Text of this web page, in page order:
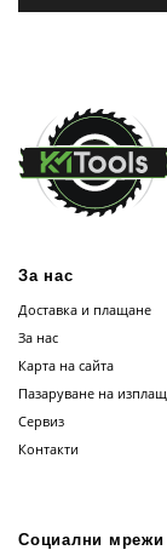
За нас
Доставка и плащане
За нас
Карта на сайта
Пазаруване на
Сервиз
Контакти
Социални мрежи